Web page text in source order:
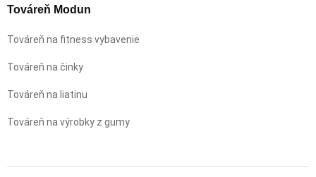
Továreň Modun
Továreň na fitness vybavenie
Továreň na činky
Továreň na liatinu
Továreň na výrobky z gumy